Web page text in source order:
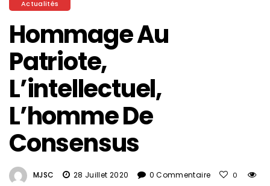
Actualités
Hommage Au
Patriote,
L’intellectuel,
L’homme De
Consensus
MJSC 28 Juillet 2020 0 Commentaire 0